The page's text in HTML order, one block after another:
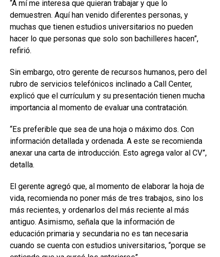
“A mí me interesa que quieran trabajar y que lo
demuestren. Aquí han venido diferentes personas, y
muchas que tienen estudios universitarios no pueden
hacer lo que personas que solo son bachilleres hacen”,
refirió.
Sin embargo, otro gerente de recursos humanos, pero del
rubro de servicios telefónicos inclinado a Call Center,
explicó que el currículum y su presentación tienen mucha
importancia al momento de evaluar una contratación.
“Es preferible que sea de una hoja o máximo dos. Con
información detallada y ordenada. A este se recomienda
anexar una carta de introducción. Esto agrega valor al CV”,
detalla.
El gerente agregó que, al momento de elaborar la hoja de
vida, recomienda no poner más de tres trabajos, sino los
más recientes, y ordenarlos del más reciente al más
antiguo. Asimismo, señala que la información de
educación primaria y secundaria no es tan necesaria
cuando se cuenta con estudios universitarios, “porque se